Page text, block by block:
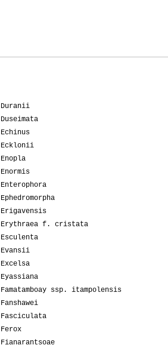
Duranii
Duseimata
Echinus
Ecklonii
Enopla
Enormis
Enterophora
Ephedromorpha
Erigavensis
Erythraea f. cristata
Esculenta
Evansii
Excelsa
Eyassiana
Famatamboay ssp. itampolensis
Fanshawei
Fasciculata
Ferox
Fianarantsoae